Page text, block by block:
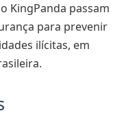
KingPanda passam
para prevenir
ilícitas, em